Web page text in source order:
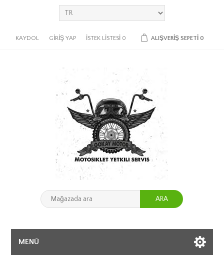
KAYDOL GIRIŞ YAP İSTEK LISTESI 0 ALIŞVERIŞ SEPETI 0
ARA
MENÜ